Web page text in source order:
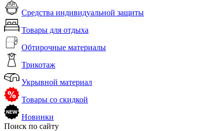
Средства индивидуальной защиты
Товары для отдыха
Обтирочные материалы
Трикотаж
Укрывной материал
Товары со скидкой
Новинки
Поиск по сайту